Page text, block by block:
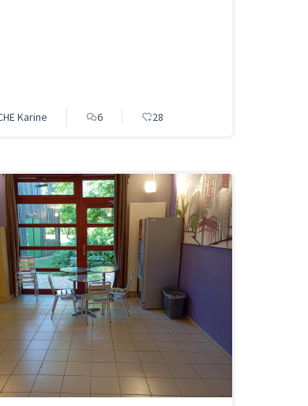
Karine 6 28